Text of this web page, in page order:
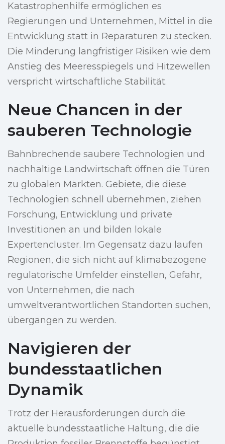
Katastrophenhilfe ermöglichen es
Regierungen und Unternehmen, Mittel in die
Entwicklung statt in Reparaturen zu stecken.
Die Minderung langfristiger Risiken wie dem
Anstieg des Meeresspiegels und Hitzewellen
verspricht wirtschaftliche Stabilität.
Neue Chancen in der
sauberen Technologie
Bahnbrechende saubere Technologien und
nachhaltige Landwirtschaft öffnen die Türen
zu globalen Märkten. Gebiete, die diese
Technologien schnell übernehmen, ziehen
Forschung, Entwicklung und private
Investitionen an und bilden lokale
Expertencluster. Im Gegensatz dazu laufen
Regionen, die sich nicht auf klimabezogene
regulatorische Umfelder einstellen, Gefahr,
von Unternehmen, die nach
umweltverantwortlichen Standorten suchen,
übergangen zu werden.
Navigieren der
bundesstaatlichen
Dynamik
Trotz der Herausforderungen durch die
aktuelle bundesstaatliche Haltung, die die